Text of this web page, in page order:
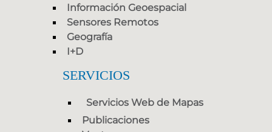
Información Geoespacial
Sensores Remotos
Geografía
I+D
SERVICIOS
Servicios Web de Mapas
Publicaciones